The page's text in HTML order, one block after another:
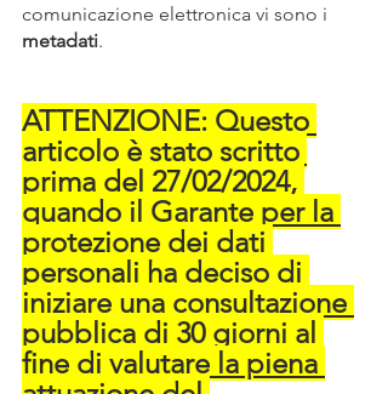
comunicazione elettronica vi sono i
metadati.
ATTENZIONE: Questo
articolo è stato scritto
prima del 27/02/2024,
quando il Garante per la
protezione dei dati
personali ha deciso di
iniziare una consultazione
pubblica di 30 giorni al
fine di valutare la piena